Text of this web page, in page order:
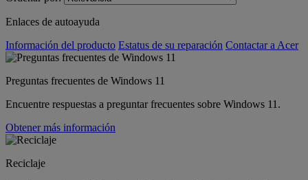
Enlaces de autoayuda
Información del producto Estatus de su reparación Contactar a Acer
Preguntas frecuentes de Windows 11
Encuentre respuestas a preguntar frecuentes sobre Windows 11.
Obtener más información
Reciclaje